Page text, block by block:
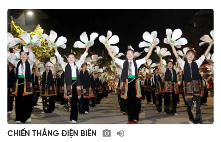
CHIẾN THẮNG ĐIỆN BIÊN